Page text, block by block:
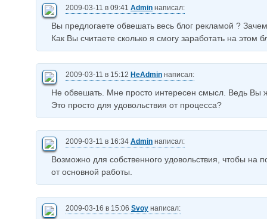
2009-03-11 в 09:41 Admin написал:
Вы предлогаете обвешать весь блог рекламой ?
Как Вы считаете сколько я смогу заработать на этом
2009-03-11 в 15:12 НеAdmin написал:
Не обвешать. Мне просто интересен смысл. Ведь Вы
Это просто для удовольствия от процесса?
2009-03-11 в 16:34 Admin написал:
Возможно для собственного удовольствия, чтобы на
от основной работы.
2009-03-16 в 15:06 Svoy написал: